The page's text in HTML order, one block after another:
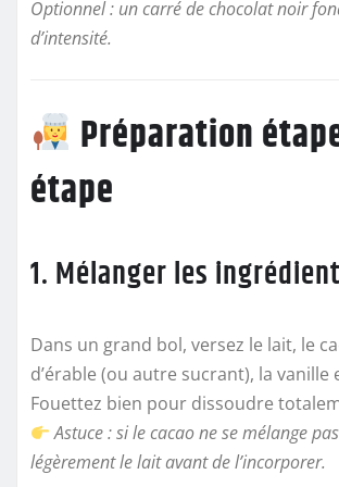
Optionnel : un carré de chocolat noir
d’intensité.
Préparation
étape
1. Mélanger les
Dans un grand bol, versez le lait, le
d’érable (ou autre sucrant), la vanille
Fouettez bien pour dissoudre
Astuce : si le cacao ne se mélange
légèrement le lait avant de l’incorporer.